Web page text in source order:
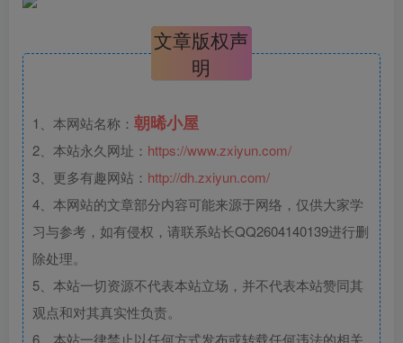
文章版权声
明
1、本网站名称： 朝晞小屋
2、本站永久网址： https://www.zxiyun.com/
3、更多有趣网站： http://dh.zxiyun.com/
4、本网站的文章部分内容可能来源于网络，仅供大家学
习与参考，如有侵权，请联系站长QQ2604140139进行删
除处理。
5、本站一切资源不代表本站立场，并不代表本站赞同其
观点和对其真实性负责。
6、本站一律禁止以任何方式发布或转载任何违法的相关